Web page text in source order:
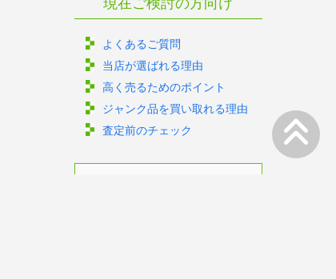
よくあるご質問
当店が選ばれる理由
高く売るためのポイント
ジャンク品を買い取れる理由
査定前のチェック